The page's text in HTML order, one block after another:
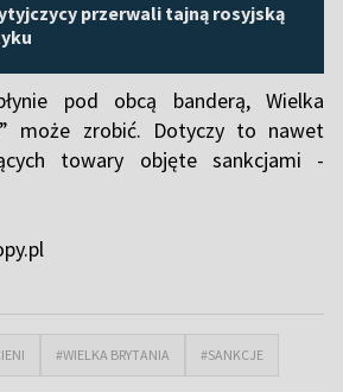
przerwali tajną rosyjską
pod obcą banderą, Wielka
może zrobić. Dotyczy to nawet
towary objęte sankcjami -
#WIELKA BRYTANIA #SANKCJE